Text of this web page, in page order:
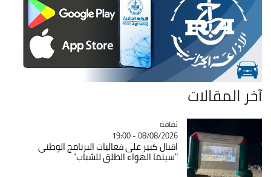
آخر المقالات
Catégorie
ثقافة
08/08/2026 - 19:00
اقبال كبير على فعاليات البرنامج الوطني
"سينما الهواء الطلق للشباب"